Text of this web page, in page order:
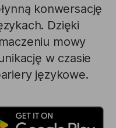
konwersację
Dzięki
mowy
w czasie
językowe.